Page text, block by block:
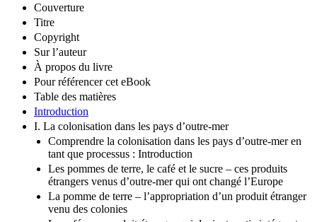
Couverture
Titre
Copyright
Sur l’auteur
À propos du livre
Pour référencer cet eBook
Table des matières
Introduction
I. La colonisation dans les pays d’outre-mer
Comprendre la colonisation dans les pays d’outre-mer en
tant que processus : Introduction
Les pommes de terre, le café et le sucre – ces produits
étrangers venus d’outre-mer qui ont changé l’Europe
La pomme de terre – l’appropriation d’un produit étranger
venu des colonies